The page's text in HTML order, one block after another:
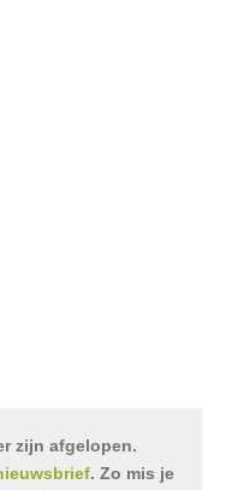
zijn afgelopen.
. Zo mis je